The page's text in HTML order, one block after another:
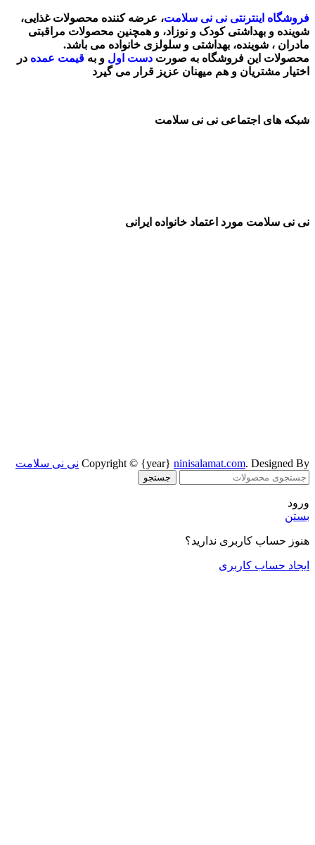
فروشگاه اینترنتی نی نی سلامت، عرضه کننده محصولات غذایی،
شوینده و بهداشتی کودک و نوزاد، و همچنین محصولات مراقبتی
مادران ، شوینده، بهداشتی و سلولزی خانواده می باشد.
محصولات این فروشگاه به صورت دست اول و به قیمت عمده در
اختیار مشتریان و هم میهنان عزیز قرار می گیرد
شبکه های اجتماعی نی نی سلامت
نی نی سلامت مورد اعتماد خانواده ایرانی
Copyright © {year} ninisalamat.com. Designed By نی نی سلامت
جستجو
ورود
بستن
هنوز حساب کاربری ندارید؟
ایجاد حساب کاربری